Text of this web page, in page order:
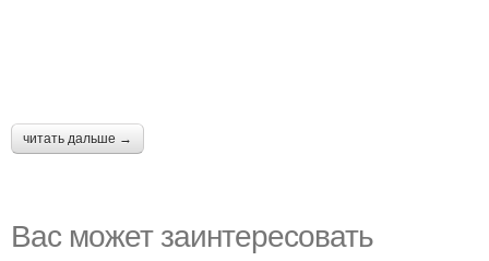
читать дальше →
Вас может заинтересовать